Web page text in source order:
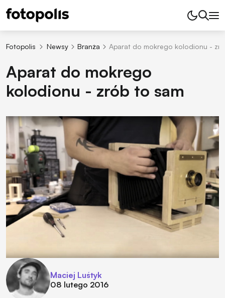
Fotopolis Newsy Branża Aparat do mokrego kolodionu -
Aparat do mokrego
kolodionu - zrób to sam
Maciej Luśtyk
08 lutego 2016